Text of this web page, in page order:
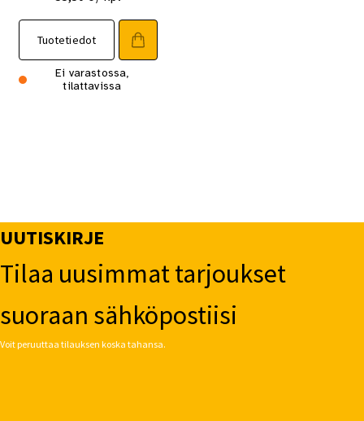
Tuotetiedot
Ei varastossa,
tilattavissa
UUTISKIRJE
Tilaa uusimmat tarjoukset
suoraan sähköpostiisi
Voit peruuttaa tilauksen koska tahansa.